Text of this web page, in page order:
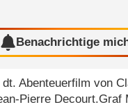
Benachrichtige
Abenteuerfilm von
Pierre